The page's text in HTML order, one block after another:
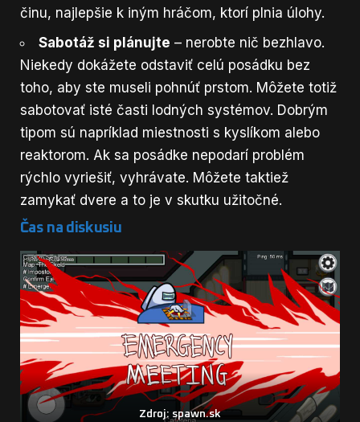
činu, najlepšie k iným hráčom, ktorí plnia úlohy.
Sabotáž si plánujte – nerobte nič bezhlavo.
Niekedy dokážete odstaviť celú posádku bez
toho, aby ste museli pohnúť prstom. Môžete totiž
sabotovať isté časti lodných systémov. Dobrým
tipom sú napríklad miestnosti s kyslíkom alebo
reaktorom. Ak sa posádke nepodarí problém
rýchlo vyriešiť, vyhrávate. Môžete taktiež
zamykať dvere a to je v skutku užitočné.
Čas na diskusiu
Zdroj: spawn.sk